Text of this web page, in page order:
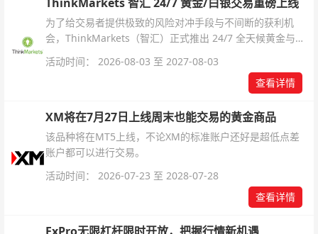
为了给交易者提供极致的风险对冲手段与不间断的获利机
会，ThinkMarkets（智汇）正式推出 24/7 全天候黄金与白
杆配置、支持软件及交易细则。
活动时间： 2026-08-03 至 2027-08-03
查看详情
XM将在7月27日上线周末也能交易的黄金商品
该品种将在MT5上线，不论XM的标准账户还好是超低点差
账户都可以进行交易。
活动时间： 2026-07-23 至 2028-07-28
查看详情
FxPro无限杠杆限时开放，把握行情新机遇